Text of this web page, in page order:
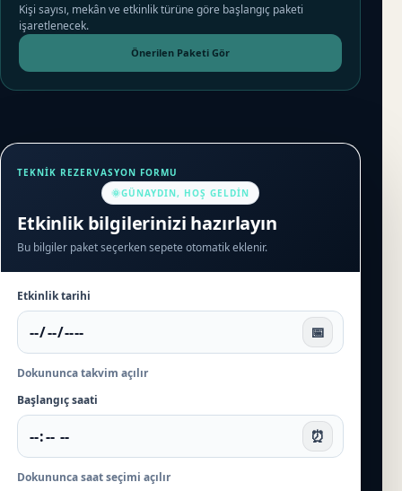
Kişi sayısı, mekân ve etkinlik türüne göre başlangıç paketi
işaretlenecek.
Önerilen Paketi Gör
TEKNIK REZERVASYON FORMU
🌞GÜNAYDIN, HOŞ GELDIN
Etkinlik bilgilerinizi hazırlayın
Bu bilgiler paket seçerken sepete otomatik eklenir.
Etkinlik tarihi
📅
Dokununca takvim açılır
Başlangıç saati
⏰
Dokununca saat seçimi açılır